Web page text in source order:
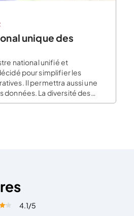
unique des
national unifié et
pour simplifier les
Il permettra aussi une
données. La diversité des
RSAC, RSEIRL) représente
cet article:
4.1/5